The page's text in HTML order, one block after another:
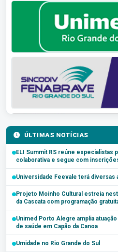
ÚLTIMAS NOTÍCIAS
ELI Summit RS reúne especialistas
colaborativa e segue com
Universidade Feevale terá diversas
Projeto Moinho Cultural estreia
da Cascata com programação
Unimed Porto Alegre amplia
de saúde em Capão da Canoa
Umidade no Rio Grande do Sul